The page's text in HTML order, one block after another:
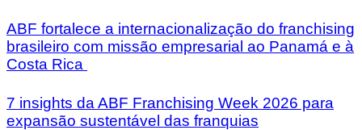
ABF fortalece a internacionalização do franchising
brasileiro com missão empresarial ao Panamá e à
Costa Rica
7 insights da ABF Franchising Week 2026 para
expansão sustentável das franquias